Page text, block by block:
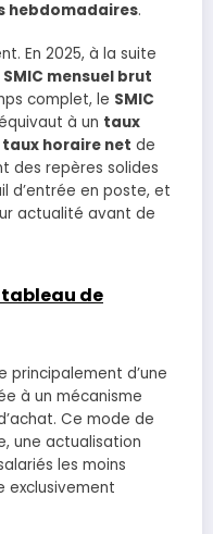
hebdomadaires.
En 2025, à la suite
SMIC mensuel brut
complet, le SMIC
à un taux
taux horaire net de
des repères solides
d’entrée en poste, et
actualité avant de
de
principalement d’une
à un mécanisme
Ce mode de
une actualisation
les moins
exclusivement